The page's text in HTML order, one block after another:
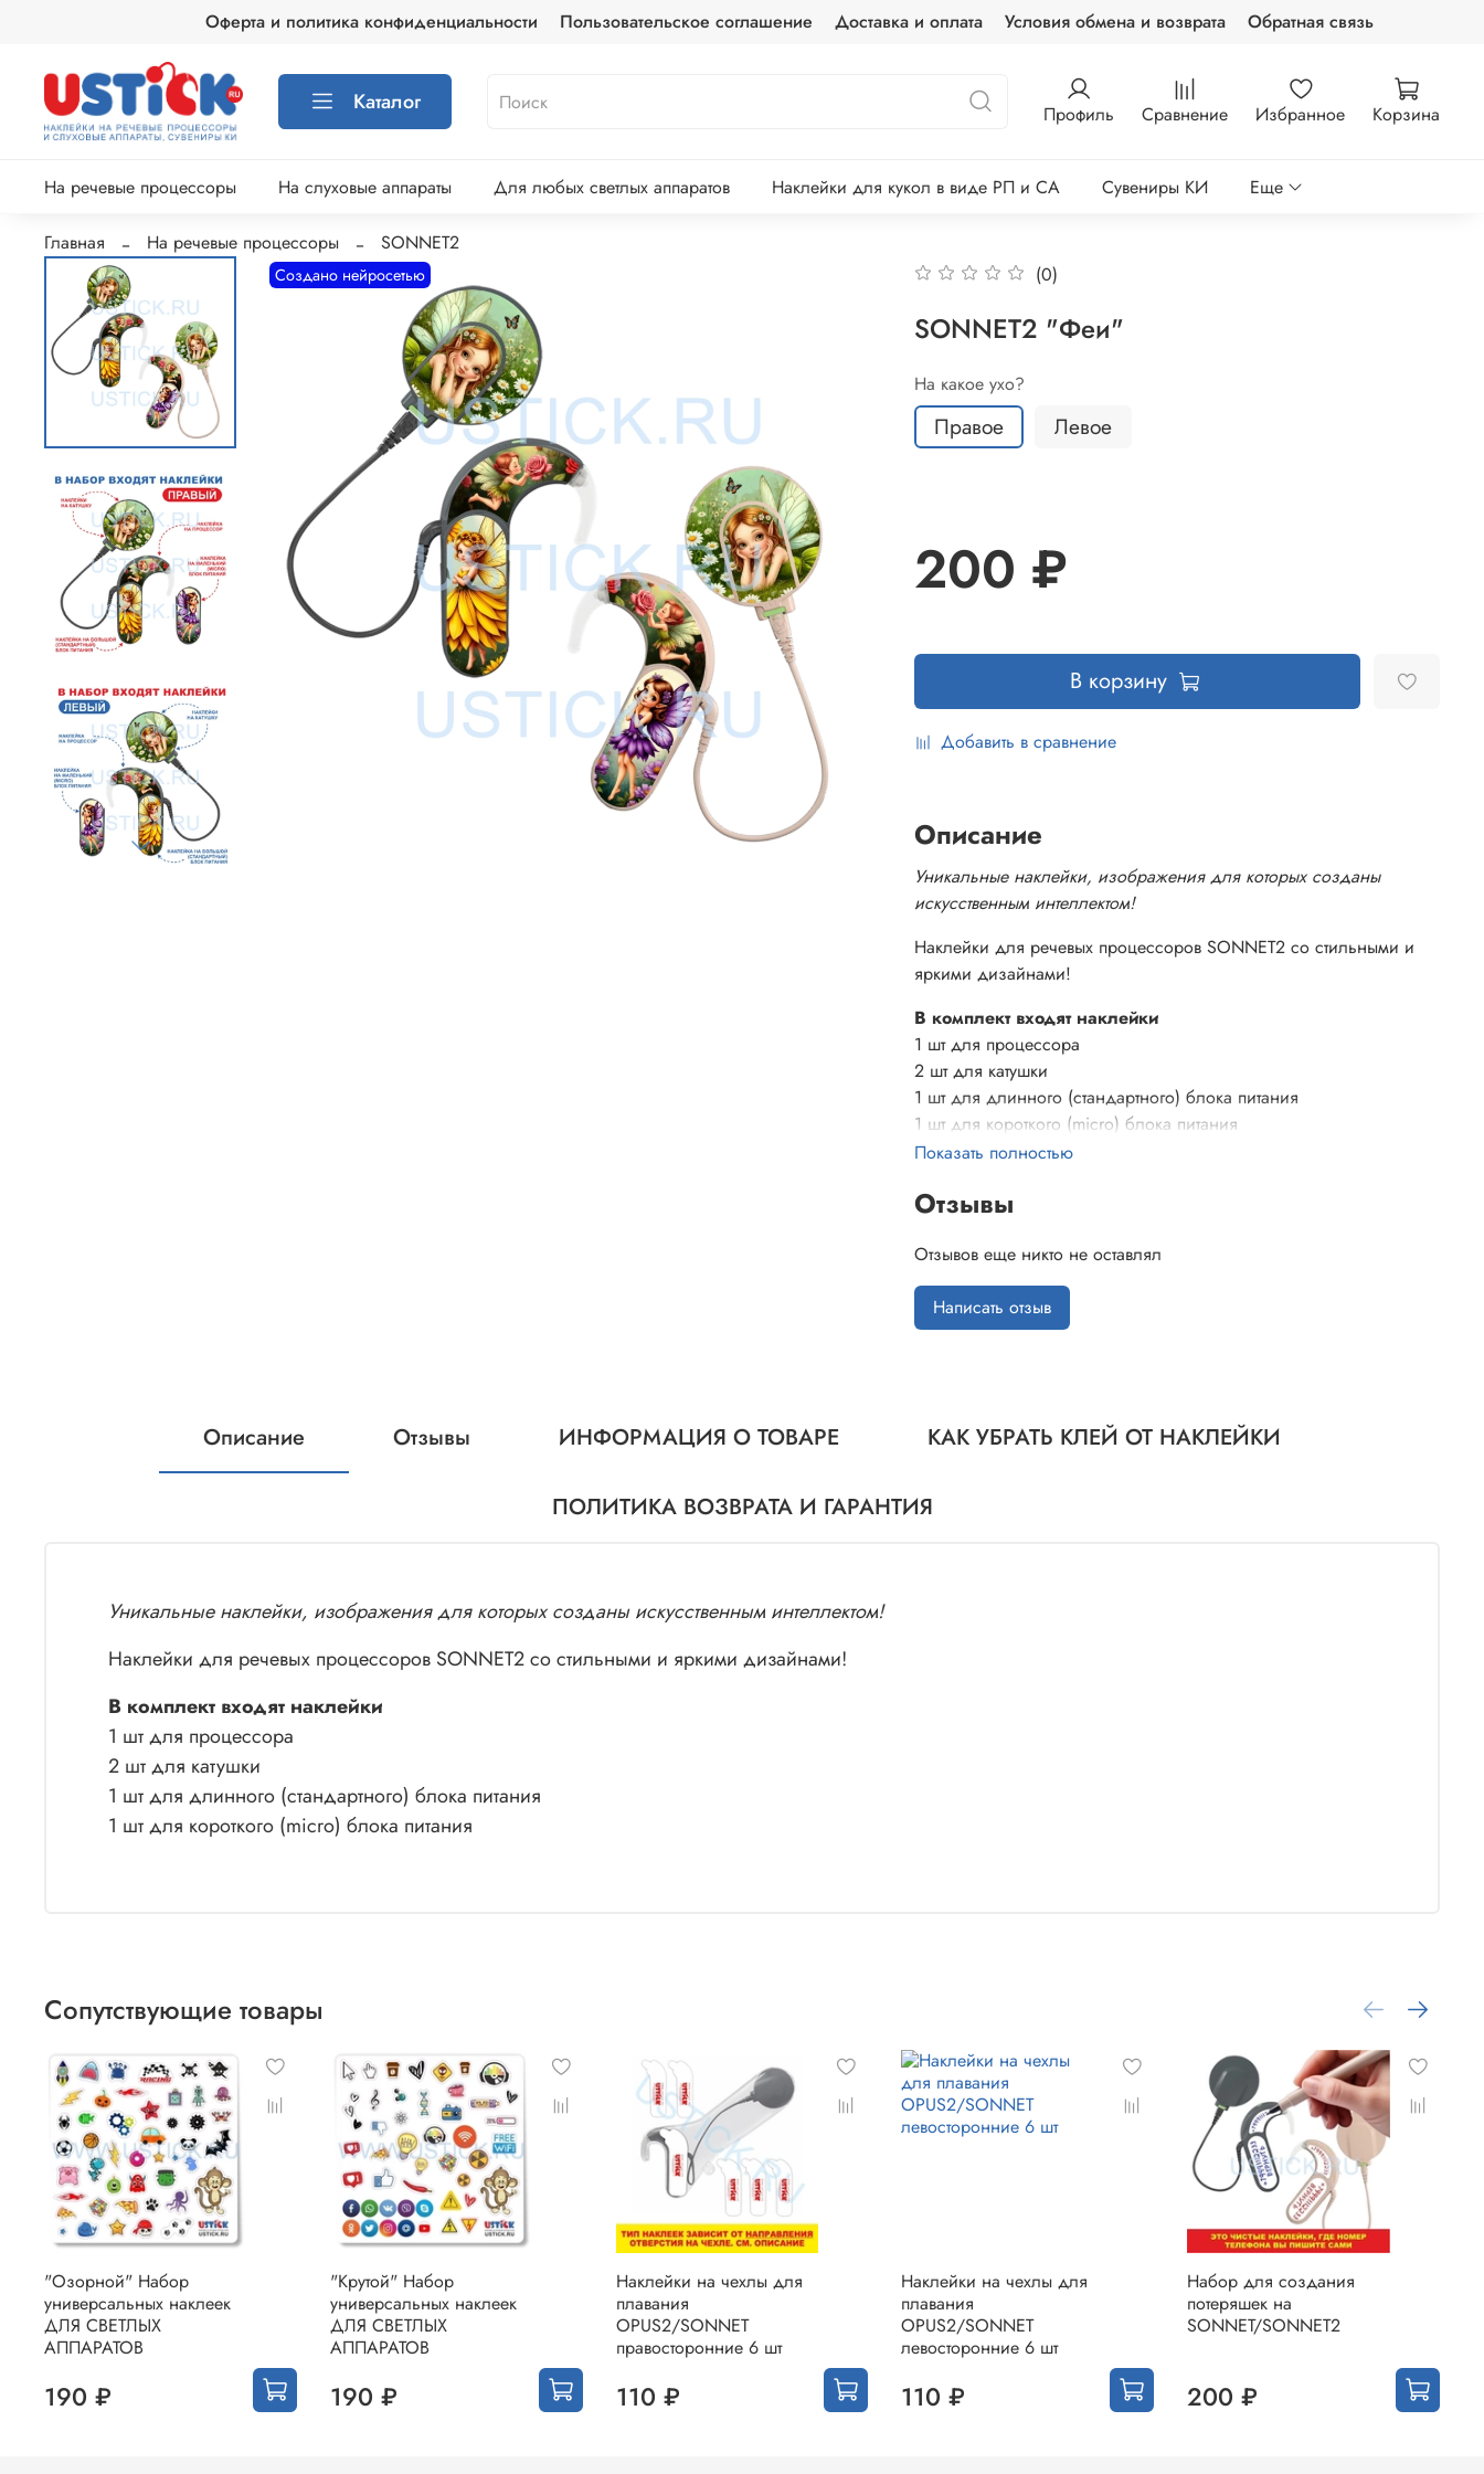
Оферта и политика конфиденциальности Пользовательское соглашение Доставка и оплата Условия обмена и возврата Обратная связь
Каталог Профиль Сравнение Избранное Корзина
На речевые процессоры На слуховые аппараты Для любых светлых аппаратов Наклейки для кукол в виде РП и СА Сувениры КИ Еще
Главная На речевые процессоры SONNET2
Создано нейросетью (0)
SONNET2 "Феи"
На какое ухо?
Правое Левое
200 ₽
В корзину
Добавить в сравнение
Описание
Уникальные наклейки, изображения для которых созданы
искусственным интеллектом!
Наклейки для речевых процессоров SONNET2 со стильными и
яркими дизайнами!
В комплект входят наклейки
1 шт для процессора
2 шт для катушки
1 шт для длинного (стандартного) блока питания
1 шт для короткого (micro) блока питания
Показать полностью
Отзывы
Отзывов еще никто не оставлял
Написать отзыв
Описание Отзывы ИНФОРМАЦИЯ О ТОВАРЕ КАК УБРАТЬ КЛЕЙ ОТ НАКЛЕЙКИ
ПОЛИТИКА ВОЗВРАТА И ГАРАНТИЯ
Уникальные наклейки, изображения для которых созданы искусственным интеллектом!
Наклейки для речевых процессоров SONNET2 со стильными и яркими дизайнами!
В комплект входят наклейки
1 шт для процессора
2 шт для катушки
1 шт для длинного (стандартного) блока питания
1 шт для короткого (micro) блока питания
Сопутствующие товары
"Озорной" Набор
универсальных наклеек
ДЛЯ СВЕТЛЫХ
АППАРАТОВ
190 ₽
"Крутой" Набор
универсальных наклеек
ДЛЯ СВЕТЛЫХ
АППАРАТОВ
190 ₽
Наклейки на чехлы для
плавания
OPUS2/SONNET
правосторонние 6 шт
110 ₽
Наклейки на чехлы для
плавания
OPUS2/SONNET
левосторонние 6 шт
110 ₽
Набор для создания
потеряшек на
SONNET/SONNET2
200 ₽